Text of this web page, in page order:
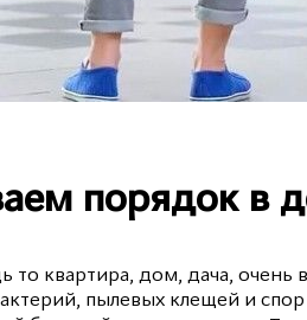
порядок в
то квартира, дом, дача,
пылевых клещей и спор